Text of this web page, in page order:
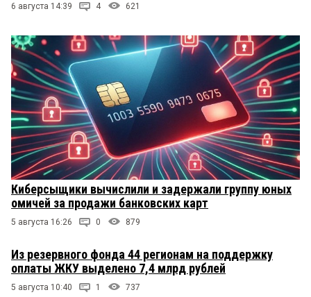
6 августа 14:39 4 621
Киберсыщики вычислили и задержали группу юных
омичей за продажи банковских карт
5 августа 16:26 0 879
Из резервного фонда 44 регионам на поддержку
оплаты ЖКУ выделено 7,4 млрд рублей
5 августа 10:40 1 737